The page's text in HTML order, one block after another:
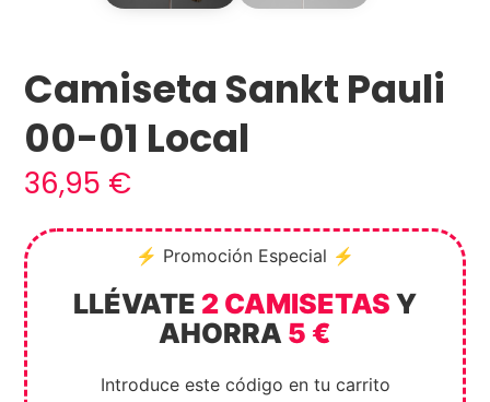
Camiseta Sankt Pauli
00-01 Local
36,95 €
⚡ Promoción Especial ⚡
LLÉVATE 2 CAMISETAS Y
AHORRA 5 €
Introduce este código en tu carrito